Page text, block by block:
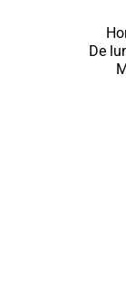
De